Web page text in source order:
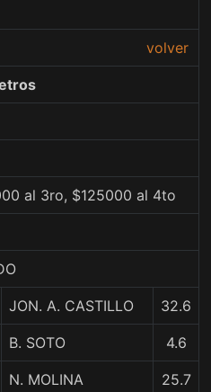
volver
al 3ro, $125000 al 4to
JON. A. CASTILLO 32.6
B. SOTO 4.6
N. MOLINA 25.7